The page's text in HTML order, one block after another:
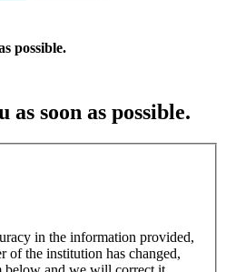
possible.
soon as possible.
in the information provided,
of the institution has changed,